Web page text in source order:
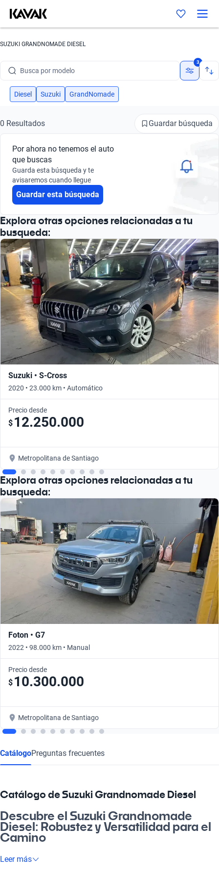
SUZUKI GRANDNOMADE DIESEL
Busca por modelo
Busca por versión
Busca por marca
Busca por modelo
Busca por versión
3
Diesel Suzuki GrandNomade
0 Resultados Guardar búsqueda
Por ahora no tenemos el auto
que buscas
Guarda esta búsqueda y te
avisaremos cuando llegue
Guardar esta búsqueda
Explora otras opciones relacionadas a tu
busqueda:
Suzuki • S-Cross
2020 • 23.000 km • Automático
Precio desde
$ 12.250.000
Metropolitana de Santiago
Explora otras opciones relacionadas a tu
busqueda:
Foton • G7
2022 • 98.000 km • Manual
Precio desde
$ 10.300.000
Metropolitana de Santiago
CatálogoPreguntas frecuentes
Catálogo de Suzuki Grandnomade Diesel
Descubre el Suzuki Grandnomade
Diesel: Robustez y Versatilidad para el
Camino
Si buscas un auto que se adapte a tu estilo de vida y que te
Leer más